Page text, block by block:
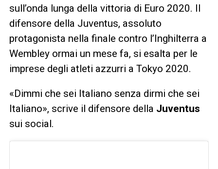
sull’onda lunga della vittoria di Euro 2020. Il
difensore della Juventus, assoluto
protagonista nella finale contro l’Inghilterra a
Wembley ormai un mese fa, si esalta per le
imprese degli atleti azzurri a Tokyo 2020.
«Dimmi che sei Italiano senza dirmi che sei
Italiano», scrive il difensore della Juventus
sui social.